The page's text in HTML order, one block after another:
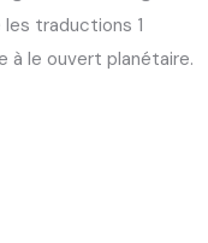
traductions 1
à le ouvert planétaire.